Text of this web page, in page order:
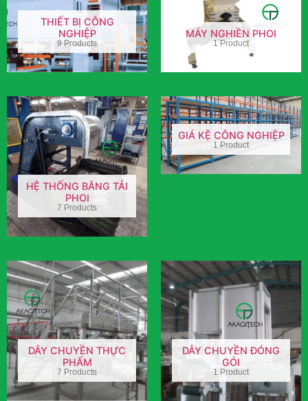
THIẾT BỊ CÔNG
NGHIỆP
9 Products
MÁY NGHIỀN PHOI
1 Product
HỆ THỐNG BĂNG TẢI
PHOI
7 Products
GIÁ KỆ CÔNG NGHIỆP
1 Product
DÂY CHUYỀN THỰC
PHẨM
7 Products
DÂY CHUYỀN ĐÓNG
GÓI
1 Product